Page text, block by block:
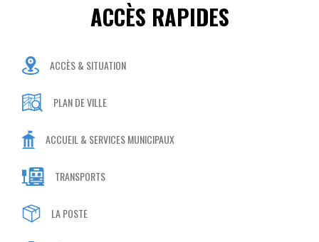
ACCÈS RAPIDES
ACCÈS & SITUATION
PLAN DE VILLE
ACCUEIL & SERVICES MUNICIPAUX
TRANSPORTS
LA POSTE